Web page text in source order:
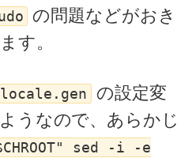
の問題などがおき
す。
の設定変
うなので、あらかじ
sed -i -e